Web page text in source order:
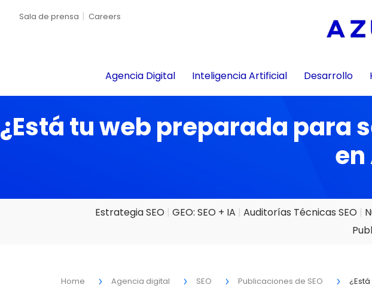
Sala de prensa Careers
Agencia Digital Inteligencia Artificial Desarrollo
¿Está tu web preparada para
Estrategia SEO GEO: SEO + IA Auditorías Técnicas SEO
Home Agencia digital SEO Publicaciones de SEO